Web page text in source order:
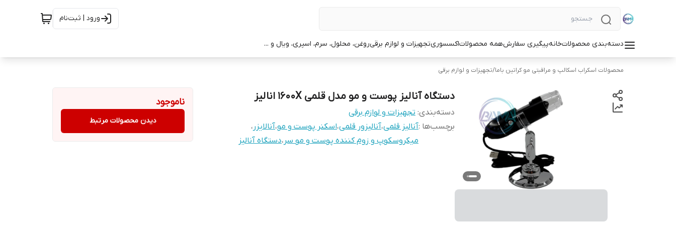
ورود | ثبت‌نام
دسته‌بندی محصولاتخانهپیگیری سفارشهمه محصولاتاکسسوریتجهیزات و لوازم برقیروغن، محلول، سرم، اسپری، ویال و ...
محصولات اسکراب اسکالپ و مراقبتی مو کراتین باما/تجهیزات و لوازم برقی
دستگاه آنالیز پوست و مو مدل قلمی 1600X انالیز
دسته‌بندی: تجهیزات و لوازم برقی
برچسب‌ها :آنالیز قلمی،آنالیزور قلمی،اسکنر پوست و مو،آنالایزر ،
میکروسکوپ و زوم کننده پوست و مو سر ،دستگاه آنالیز
ناموجود
دیدن محصولات مرتبط